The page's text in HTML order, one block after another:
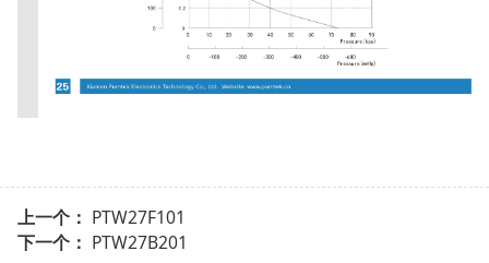
上一个： PTW27F101
下一个： PTW27B201